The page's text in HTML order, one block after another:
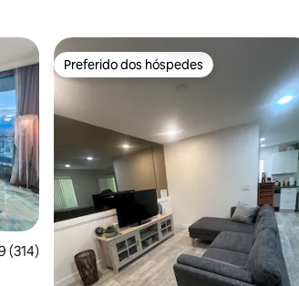
uma avaliação média de 5, 314 avaliações
(314)
Preferido dos hóspedes
Preferido dos hóspedes